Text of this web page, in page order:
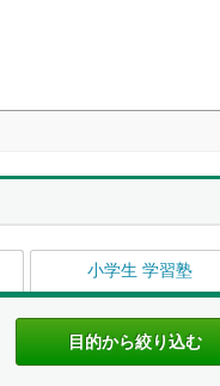
小学生 学習塾